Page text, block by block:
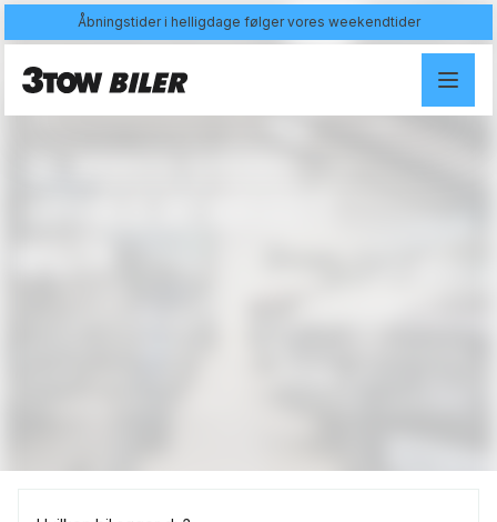
Åbningstider i helligdage følger vores weekendtider